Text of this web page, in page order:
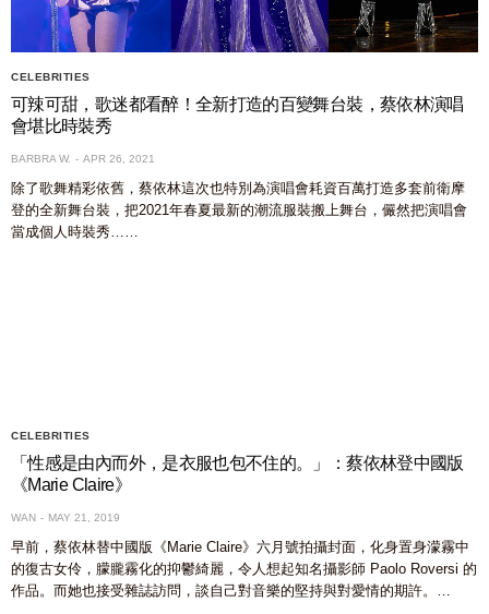
CELEBRITIES
可辣可甜，歌迷都看醉！全新打造的百變舞台裝，蔡依林演唱
會堪比時裝秀
BARBRA W. APR 26, 2021
除了歌舞精彩依舊，蔡依林這次也特別為演唱會耗資百萬打造多套前衛摩
登的全新舞台裝，把2021年春夏最新的潮流服裝搬上舞台，儼然把演唱會
當成個人時裝秀……
CELEBRITIES
「性感是由內而外，是衣服也包不住的。」：蔡依林登中國版
《Marie Claire》
WAN MAY 21, 2019
早前，蔡依林替中國版《Marie Claire》六月號拍攝封面，化身置身濛霧中
的復古女伶，朦朧霧化的抑鬱綺麗，令人想起知名攝影師 Paolo Roversi 的
作品。而她也接受雜誌訪問，談自己對音樂的堅持與對愛情的期許。…